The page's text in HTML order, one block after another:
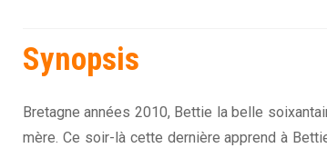
Synopsis
Bretagne années 2010, Bettie la belle
mère. Ce soir-là cette dernière apprend à